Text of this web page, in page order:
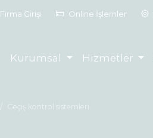
Firma Girişi Online İşlemler
Kurumsal Hizmetler
Geçiş kontrol sistemleri